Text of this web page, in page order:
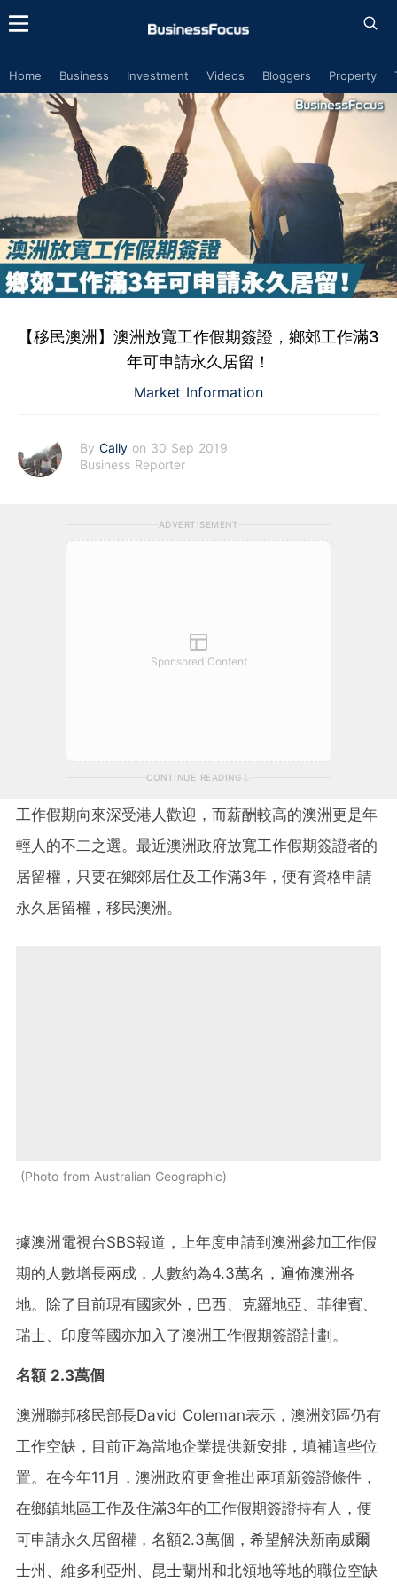
Home Business Investment Videos Bloggers Property
【移民澳洲】澳洲放寬工作假期簽證，鄉郊工作滿3
年可申請永久居留！
Market Information
By Cally on 30 Sep 2019
Business Reporter
ADVERTISEMENT
Sponsored Content
CONTINUE READING
工作假期向來深受港人歡迎，而薪酬較高的澳洲更是年
輕人的不二之選。最近澳洲政府放寬工作假期簽證者的
居留權，只要在鄉郊居住及工作滿3年，便有資格申請
永久居留權，移民澳洲。
Photo from Australian Geographic
據澳洲電視台SBS報道，上年度申請到澳洲參加工作假
期的人數增長兩成，人數約為4.3萬名，遍佈澳洲各
地。除了目前現有國家外，巴西、克羅地亞、菲律賓、
瑞士、印度等國亦加入了澳洲工作假期簽證計劃。
名額 2.3萬個
澳洲聯邦移民部長David Coleman表示，澳洲郊區仍有
工作空缺，目前正為當地企業提供新安排，填補這些位
置。在今年11月，澳洲政府更會推出兩項新簽證條件，
在鄉鎮地區工作及住滿3年的工作假期簽證持有人，便
可申請永久居留權，名額2.3萬個，希望解決新南威爾
士州、維多利亞州、昆士蘭州和北領地等地的職位空缺